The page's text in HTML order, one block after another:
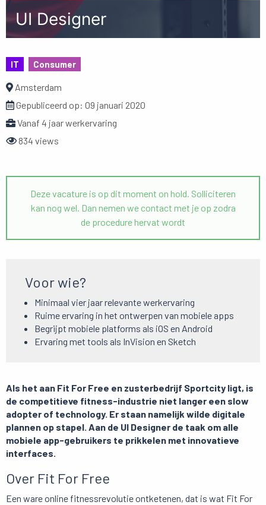
UI Designer
IT Consumer
Amsterdam
Gepubliceerd op: 09 januari 2020
Vanaf 4 jaar werkervaring
834 views
Deze vacature is op dit moment on hold. Solliciteren
kan nog wel. Dan nemen we contact met je op zodra
de procedure hervat wordt
Voor wie?
Minimaal vier jaar relevante werkervaring
Ruime ervaring in het ontwerpen van mobiele apps
Begrijpt mobiele platforms als iOS en Android
Ervaring met tools als InVision en Sketch
Als het aan Fit For Free en zusterbedrijf Sportcity ligt, is
de competitieve fitness-industrie niet langer een slow
adopter of technology. Er staan namelijk wilde digitale
plannen op stapel. Aan de UI Designer de taak om alle
mobiele app-gebruikers te prikkelen met innovatieve
interfaces.
Over Fit For Free
Een ware online fitnessrevolutie ontketenen, dat is wat Fit For